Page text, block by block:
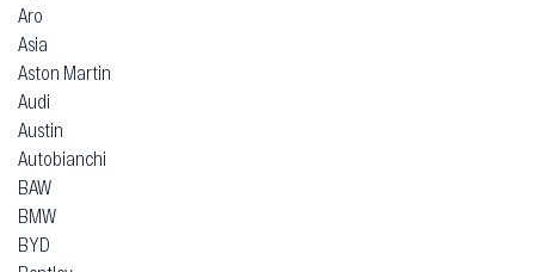
Aro
Asia
Aston Martin
Audi
Austin
Autobianchi
BAW
BMW
BYD